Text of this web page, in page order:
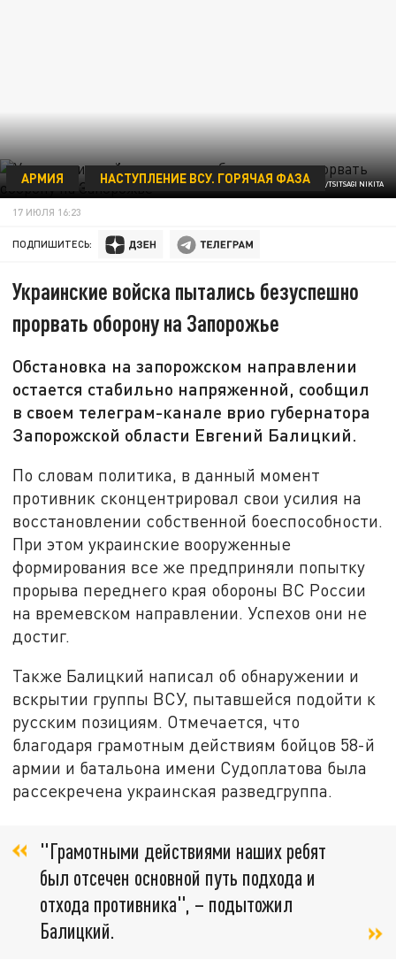
/GLOBALLOOKPRESS/TSITSAGI NIKITA
АРМИЯ НАСТУПЛЕНИЕ ВСУ. ГОРЯЧАЯ ФАЗА
17 ИЮЛЯ 16:23
ПОДПИШИТЕСЬ:
Украинские войска пытались безуспешно
прорвать оборону на Запорожье
Обстановка на запорожском направлении
остается стабильно напряженной, сообщил
в своем телеграм-канале врио губернатора
Запорожской области Евгений Балицкий.
По словам политика, в данный момент
противник сконцентрировал свои усилия на
восстановлении собственной боеспособности.
При этом украинские вооруженные
формирования все же предприняли попытку
прорыва переднего края обороны ВС России
на времевском направлении. Успехов они не
достиг.
Также Балицкий написал об обнаружении и
вскрытии группы ВСУ, пытавшейся подойти к
русским позициям. Отмечается, что
благодаря грамотным действиям бойцов 58-й
армии и батальона имени Судоплатова была
рассекречена украинская разведгруппа.
"Грамотными действиями наших ребят
был отсечен основной путь подхода и
отхода противника", – подытожил
Балицкий.